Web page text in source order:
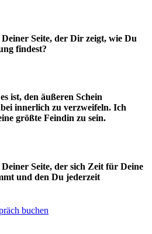
Seite, der Dir zeigt, wie Du
findest?
ist, den äußeren Schein
innerlich zu verzweifeln. Ich
größte Feindin zu sein.
Seite, der sich Zeit für Deine
und den Du jederzeit
buchen